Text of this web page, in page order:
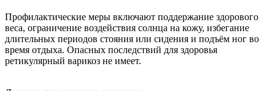
Профилактические меры включают поддержание здорового
веса, ограничение воздействия солнца на кожу, избегание
длительных периодов стояния или сидения и подъём ног во
время отдыха. Опасных последствий для здоровья
ретикулярный варикоз не имеет.